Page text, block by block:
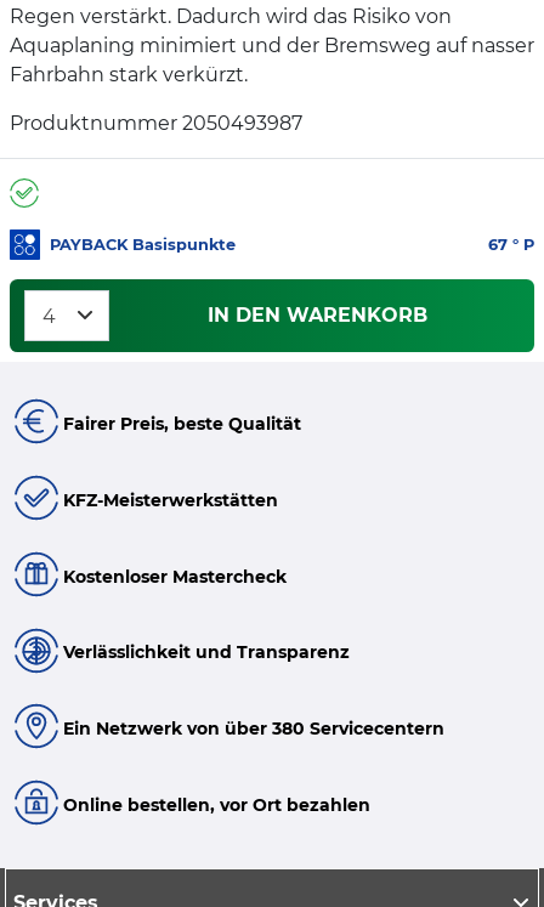
Regen verstärkt. Dadurch wird das Risiko von
Aquaplaning minimiert und der Bremsweg auf nasser
Fahrbahn stark verkürzt.
Produktnummer 2050493987
PAYBACK Basispunkte 67 ° P
IN DEN WARENKORB
Fairer Preis, beste Qualität
KFZ-Meisterwerkstätten
Kostenloser Mastercheck
Verlässlichkeit und Transparenz
Ein Netzwerk von über 380 Servicecentern
Online bestellen, vor Ort bezahlen